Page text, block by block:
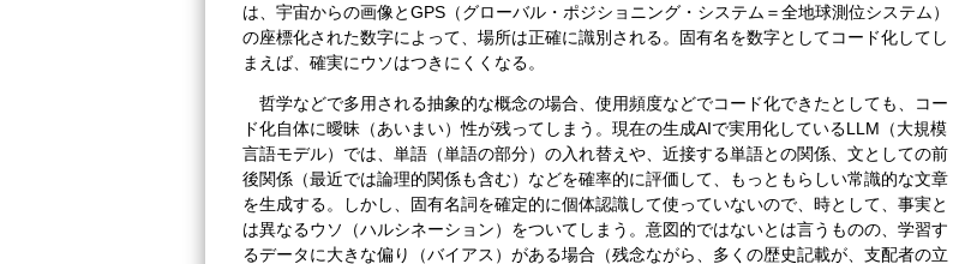
は、宇宙からの画像とGPS（グローバル・ポジショニング・システム＝全地球測位システム）
の座標化された数字によって、場所は正確に識別される。固有名を数字としてコード化してし
まえば、確実にウソはつきにくくなる。
哲学などで多用される抽象的な概念の場合、使用頻度などでコード化できたとしても、コー
ド化自体に曖昧（あいまい）性が残ってしまう。現在の生成AIで実用化しているLLM（大規模
言語モデル）では、単語（単語の部分）の入れ替えや、近接する単語との関係、文としての前
後関係（最近では論理的関係も含む）などを確率的に評価して、もっともらしい常識的な文章
を生成する。しかし、固有名詞を確定的に個体認識して使っていないので、時として、事実と
は異なるウソ（ハルシネーション）をついてしまう。意図的ではないとは言うものの、学習す
るデータに大きな偏り（バイアス）がある場合（残念ながら、多くの歴史記載が、支配者の立